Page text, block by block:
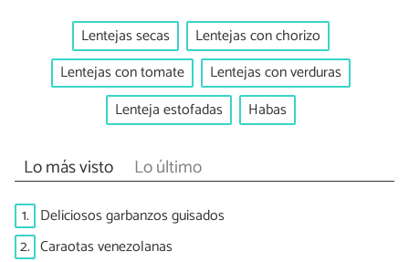
Lentejas secas
Lentejas con chorizo
Lentejas con tomate
Lentejas con verduras
Lenteja estofadas
Habas
Lo más visto Lo último
1. Deliciosos garbanzos guisados
2. Caraotas venezolanas